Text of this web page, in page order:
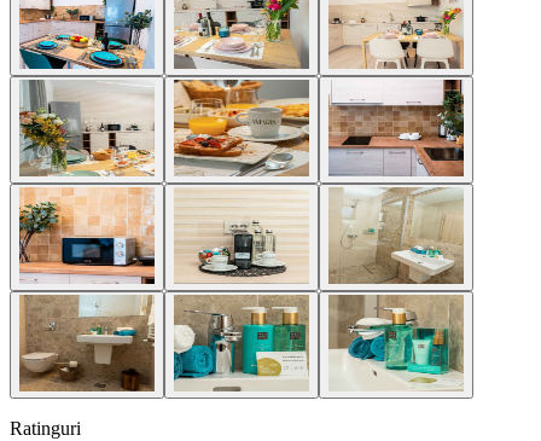
Ratinguri